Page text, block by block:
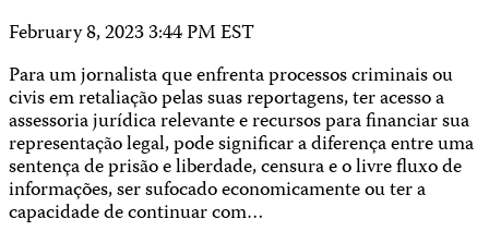
February 8, 2023 3:44 PM EST
Para um jornalista que enfrenta processos criminais ou
civis em retaliação pelas suas reportagens, ter acesso a
assessoria jurídica relevante e recursos para financiar sua
representação legal, pode significar a diferença entre uma
sentença de prisão e liberdade, censura e o livre fluxo de
informações, ser sufocado economicamente ou ter a
capacidade de continuar com…